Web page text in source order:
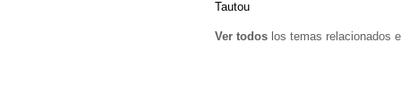
Tautou
Ver todos los temas relacionados